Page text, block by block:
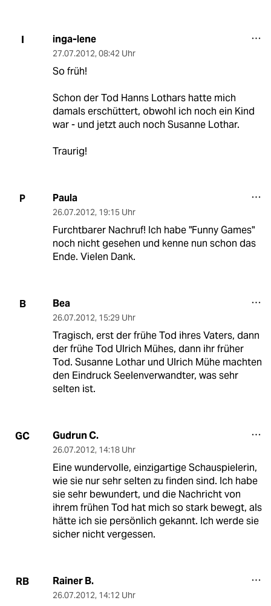
I inga-lene
27.07.2012, 08:42 Uhr
So früh!
Schon der Tod Hanns Lothars hatte mich
damals erschüttert, obwohl ich noch ein Kind
war - und jetzt auch noch Susanne Lothar.
Traurig!
P Paula
26.07.2012, 19:15 Uhr
Furchtbarer Nachruf! Ich habe "Funny Games"
noch nicht gesehen und kenne nun schon das
Ende. Vielen Dank.
B Bea
26.07.2012, 15:29 Uhr
Tragisch, erst der frühe Tod ihres Vaters, dann
der frühe Tod Ulrich Mühes, dann ihr früher
Tod. Susanne Lothar und Ulrich Mühe machten
den Eindruck Seelenverwandter, was sehr
selten ist.
GC Gudrun C.
26.07.2012, 14:18 Uhr
Eine wundervolle, einzigartige Schauspielerin,
wie sie nur sehr selten zu finden sind. Ich habe
sie sehr bewundert, und die Nachricht von
ihrem frühen Tod hat mich so stark bewegt, als
hätte ich sie persönlich gekannt. Ich werde sie
sicher nicht vergessen.
RB Rainer B.
26.07.2012, 14:12 Uhr